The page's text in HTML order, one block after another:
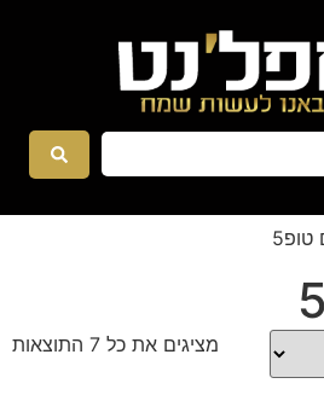
מציגים את כל ⁦7⁩ התוצאות